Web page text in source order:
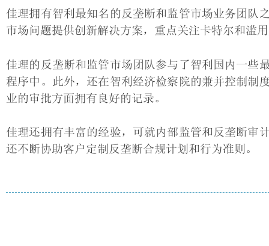
佳理拥有智利最知名的反垄断和监管市场业务团队
市场问题提供创新解决方案，重点关注卡特尔和滥
佳理的反垄断和监管市场团队参与了智利国内一些
程序中。此外，还在智利经济检察院的兼并控制制
业的审批方面拥有良好的记录。
佳理还拥有丰富的经验，可就内部监管和反垄断审
还不断协助客户定制反垄断合规计划和行为准则。